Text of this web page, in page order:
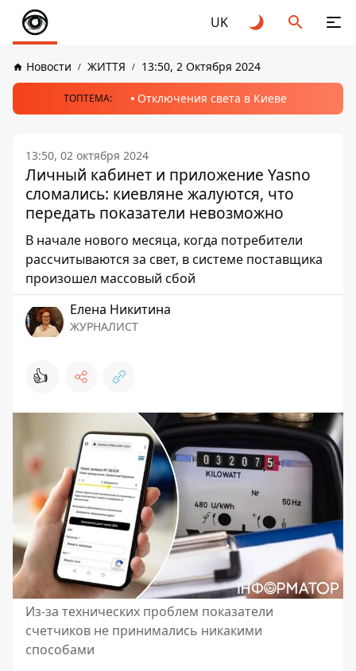
UK
Новости ЖИТТЯ 13:50, 2 Октября 2024
ТОПТЕМА: Отключения света в Киеве
13:50, 02 октября 2024
Личный кабинет и приложение Yasno
сломались: киевляне жалуются, что
передать показатели невозможно
В начале нового месяца, когда потребители
рассчитываются за свет, в системе поставщика
произошел массовый сбой
Елена Никитина
ЖУРНАЛИСТ
👍
Из-за технических проблем показатели
счетчиков не принимались никакими
способами